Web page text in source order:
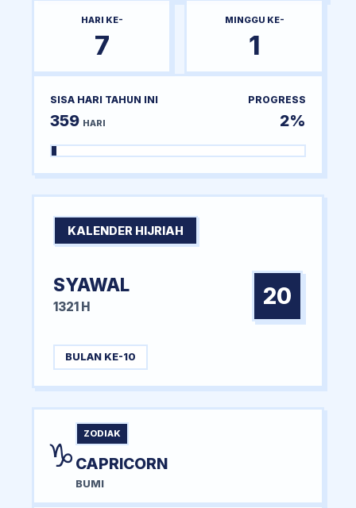
HARI KE-
7
MINGGU KE-
1
SISA HARI TAHUN INI
359 HARI
PROGRESS
2%
KALENDER HIJRIAH
SYAWAL
1321 H 20
BULAN KE-10
♑
ZODIAK
CAPRICORN
BUMI